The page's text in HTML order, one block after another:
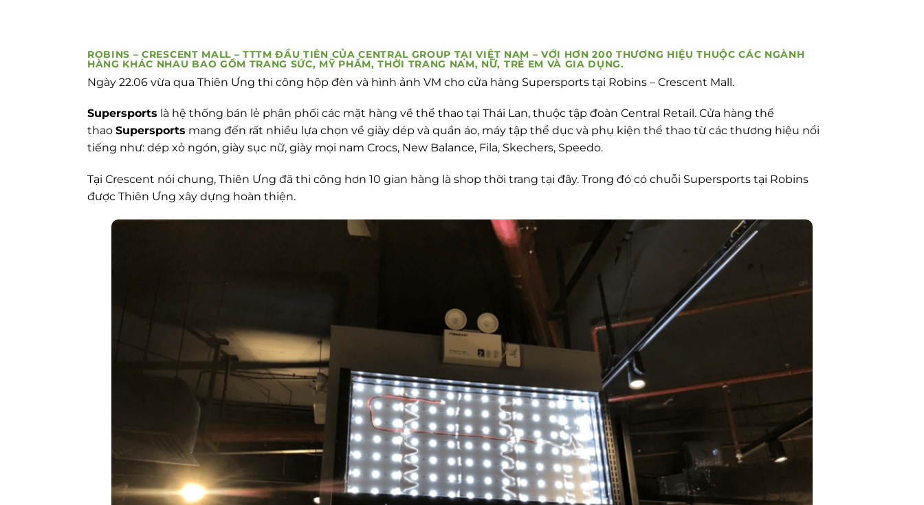
ROBINS – CRESCENT MALL – TTTM ĐẦU TIÊN CỦA CENTRAL GROUP TẠI VIỆT NAM – VỚI HƠN 200 THƯƠNG HIỆU THUỘC CÁC NGÀNH
HÀNG KHÁC NHAU BAO GỒM TRANG SỨC, MỸ PHẨM, THỜI TRANG NAM, NỮ, TRẺ EM VÀ GIA DỤNG.
Ngày 22.06 vừa qua Thiên Ưng thi công hộp đèn và hình ảnh VM cho cửa hàng Supersports tại Robins – Crescent Mall.
Supersports là hệ thống bán lẻ phân phối các mặt hàng về thể thao tại Thái Lan, thuộc tập đoàn Central Retail. Cửa hàng thể
thao Supersports mang đến rất nhiều lựa chọn về giày dép và quần áo, máy tập thể dục và phụ kiện thể thao từ các thương hiệu nổi
tiếng như: dép xỏ ngón, giày sục nữ, giày mọi nam Crocs, New Balance, Fila, Skechers, Speedo.
Tại Crescent nói chung, Thiên Ưng đã thi công hơn 10 gian hàng là shop thời trang tại đây. Trong đó có chuỗi Supersports tại Robins
được Thiên Ưng xây dựng hoàn thiện.